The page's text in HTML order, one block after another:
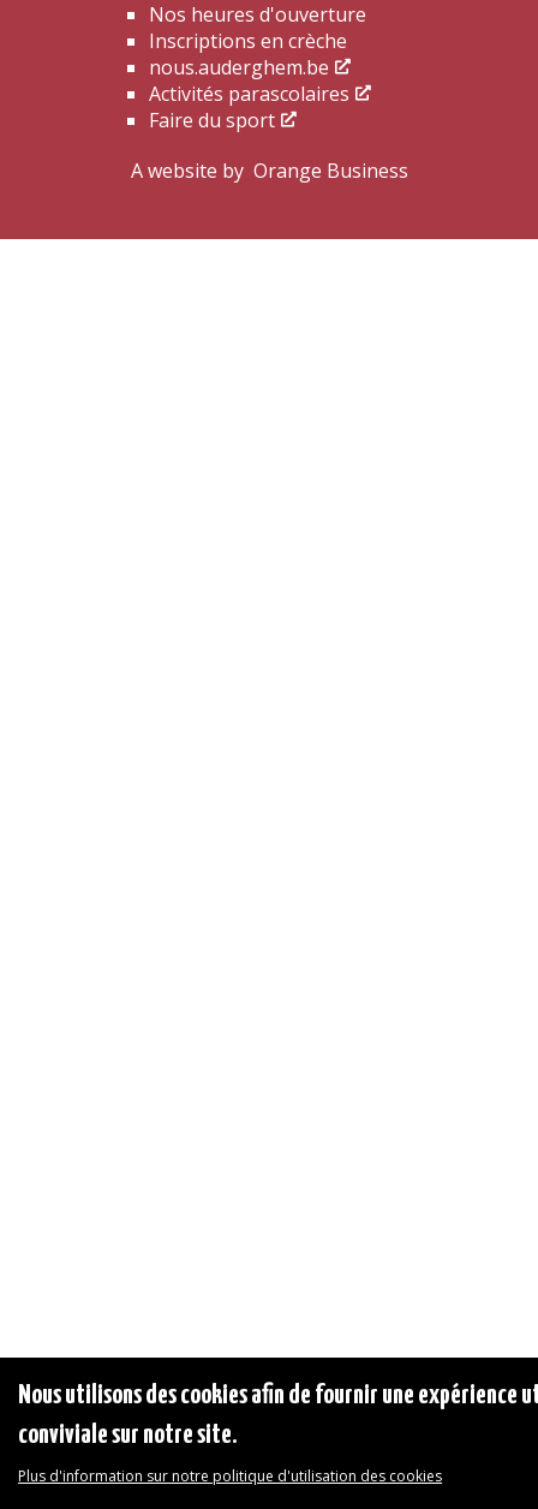
Nos heures d'ouverture
Inscriptions en crèche
nous.auderghem.be
Activités parascolaires
Faire du sport
A website by Orange Business
Nous utilisons des cookies afin de fournir une
conviviale sur notre site.
Plus d'information sur notre politique d'utilisation des cookies